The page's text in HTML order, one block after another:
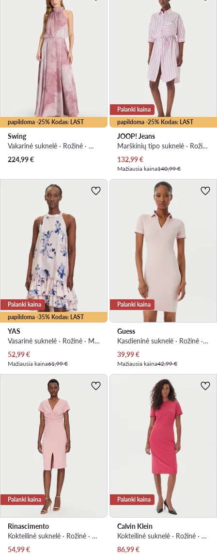
papildoma -25% Kodas: LAST
Swing
Vakarinė suknelė · Rožinė · Maksi, Asimetriškas
224,99€
papildoma -25% Kodas: LAST
Palanki kaina
JOOP! Jeans
Marškinių tipo suknelė · Rožinė · Mini
Dabartinė kaina
132,99€
Mažiausia kaina140,99 €
papildoma -35% Kodas: LAST
Palanki kaina
YAS
Vasarinė suknelė · Rožinė · Mini
Dabartinė kaina
52,99€
Mažiausia kaina61,99 €
Palanki kaina
Guess
Kasdieninė suknelė · Rožinė · Mini
Dabartinė kaina
39,99€
Mažiausia kaina42,99 €
Palanki kaina
Rinascimento
Kokteilinė suknelė · Rožinė · Midi
Dabartinė kaina
54,99€
Palanki kaina
Calvin Klein
Kokteilinė suknelė · Rožinė · Midi
Dabartinė kaina
86,99€